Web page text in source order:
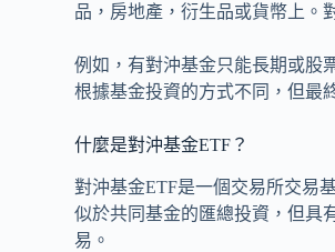
品，房地產，衍生品或貨幣上。
例如，有對沖基金只能長期或股
根據基金投資的方式不同，但最
什麼是對沖基金ETF？
對沖基金ETF是一個交易所交易
似於共同基金的匯總投資，但具
易。